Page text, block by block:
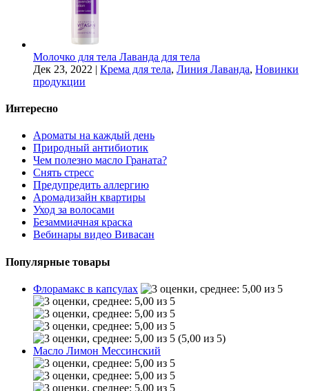
Молочко для тела Лаванда для тела
Дек 23, 2022 | Крема для тела, Линия Лаванда, Новинки
продукции
Интересно
Ароматы на каждый день
Природный антибиотик
Чем полезно масло Граната?
Снять стресс
Предупредить аллергию
Аромадизайн квартиры
Уход за волосами
Безаммиачная краска
Вебинары видео Вивасан
Популярные товары
Флорамакс в капсулах
(5,00 из 5)
Масло Лимон Мессинский